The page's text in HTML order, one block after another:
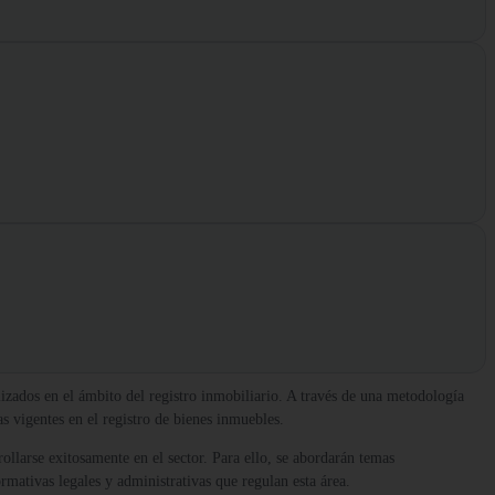
en el ámbito del registro inmobiliario. A través de una metodología
vigentes en el registro de bienes inmuebles.
exitosamente en el sector. Para ello, se abordarán temas
legales y administrativas que regulan esta área.